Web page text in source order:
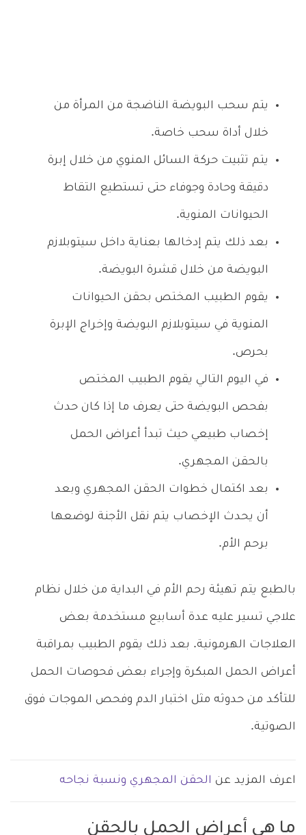
يتم سحب البويضة الناضجة من المرأة من
خلال أداة سحب خاصة.
يتم تثبيت حركة السائل المنوي من خلال إبرة
دقيقة وحادة وجوفاء حتى تستطيع التقاط
الحيوانات المنوية.
بعد ذلك يتم إدخالها بعناية داخل سيتوبلازم
البويضة من خلال قشرة البويضة.
يقوم الطبيب المختص بحقن الحيوانات
المنوية في سيتوبلازم البويضة وإخراج الإبرة
بحرص.
في اليوم التالي يقوم الطبيب المختص
بفحص البويضة حتى يعرف ما إذا كان حدث
إخصاب طبيعي حيث تبدأ أعراض الحمل
بالحقن المجهري.
بعد اكتمال خطوات الحقن المجهري وبعد
أن يحدث الإخصاب يتم نقل الأجنة لوضعها
برحم الأم.
بالطبع يتم تهيئة رحم الأم في البداية من خلال نظام
علاجي تسير عليه عدة أسابيع مستخدمة بعض
العلاجات الهرمونية. بعد ذلك يقوم الطبيب بمراقبة
أعراض الحمل المبكرة وإجراء بعض فحوصات الحمل
للتأكد من حدوثه مثل اختبار الدم وفحص الموجات فوق
الصوتية.
اعرف المزيد عن الحقن المجهري ونسبة نجاحه
ما هي أعراض الحمل بالحقن